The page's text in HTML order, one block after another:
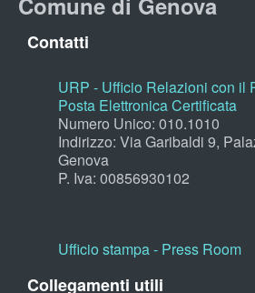
Contatti
URP - Ufficio Relazioni con il
Posta Elettronica Certificata
Numero Unico: 010.1010
Indirizzo: Via Garibaldi 9,
Genova
P. Iva: 00856930102
Ufficio stampa - Press Room
Collegamenti utili